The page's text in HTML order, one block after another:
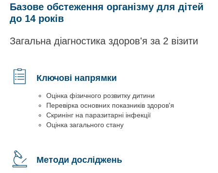
Базове обстеження організму для дітей
до 14 років
Загальна діагностика здоров'я за 2 візити
Ключові напрямки
Оцінка фізичного розвитку дитини
Перевірка основних показників здоров'я
Скринінг на паразитарні інфекції
Оцінка загального стану
Методи досліджень